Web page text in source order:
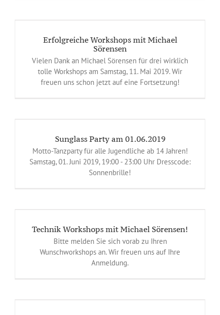
Erfolgreiche Workshops mit Michael
Sörensen
Vielen Dank an Michael Sörensen für drei wirklich
tolle Workshops am Samstag, 11. Mai 2019. Wir
freuen uns schon jetzt auf eine Fortsetzung!
Sunglass Party am 01.06.2019
Motto-Tanzparty für alle Jugendliche ab 14 Jahren!
Samstag, 01. Juni 2019, 19:00 - 23:00 Uhr Dresscode:
Sonnenbrille!
Technik Workshops mit Michael Sörensen!
Bitte melden Sie sich vorab zu Ihren
Wunschworkshops an. Wir freuen uns auf Ihre
Anmeldung.